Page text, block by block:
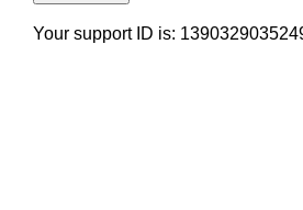
Your support ID is: